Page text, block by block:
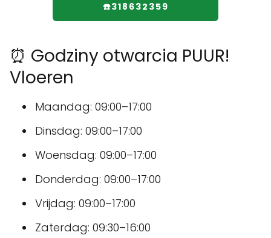
☎️318632359
⏰ Godziny otwarcia PUUR!
Vloeren
Maandag: 09:00–17:00
Dinsdag: 09:00–17:00
Woensdag: 09:00–17:00
Donderdag: 09:00–17:00
Vrijdag: 09:00–17:00
Zaterdag: 09:30–16:00